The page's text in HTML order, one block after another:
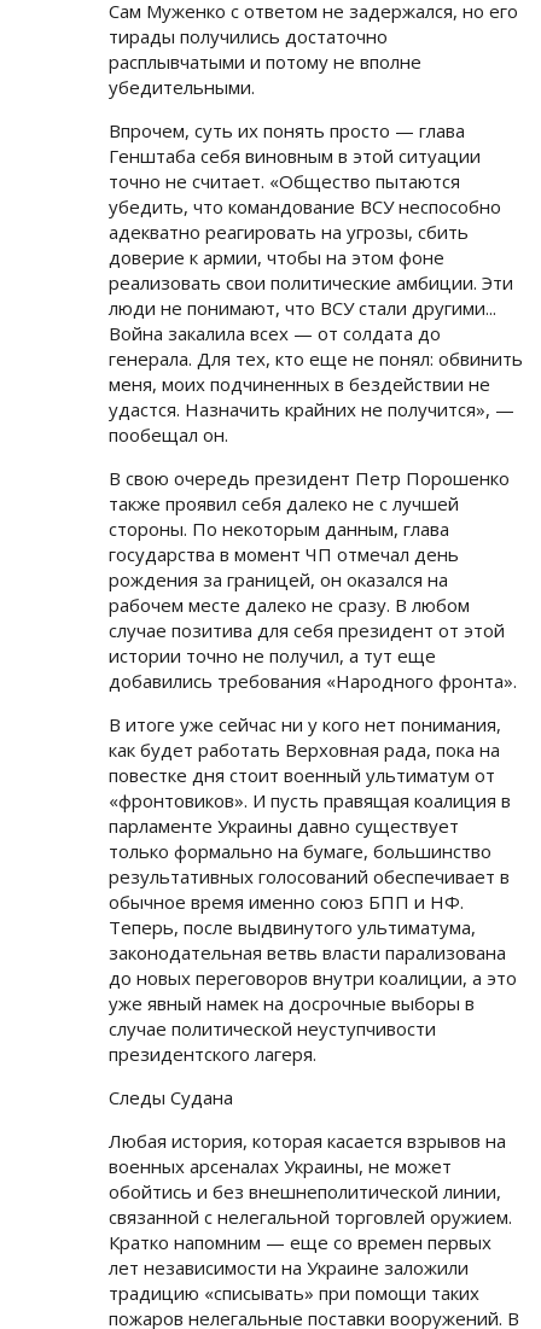
Сам Муженко с ответом не задержался, но его
тирады получились достаточно
расплывчатыми и потому не вполне
убедительными.
Впрочем, суть их понять просто — глава
Генштаба себя виновным в этой ситуации
точно не считает. «Общество пытаются
убедить, что командование ВСУ неспособно
адекватно реагировать на угрозы, сбить
доверие к армии, чтобы на этом фоне
реализовать свои политические амбиции. Эти
люди не понимают, что ВСУ стали другими...
Война закалила всех — от солдата до
генерала. Для тех, кто еще не понял: обвинить
меня, моих подчиненных в бездействии не
удастся. Назначить крайних не получится», —
пообещал он.
В свою очередь президент Петр Порошенко
также проявил себя далеко не с лучшей
стороны. По некоторым данным, глава
государства в момент ЧП отмечал день
рождения за границей, он оказался на
рабочем месте далеко не сразу. В любом
случае позитива для себя президент от этой
истории точно не получил, а тут еще
добавились требования «Народного фронта».
В итоге уже сейчас ни у кого нет понимания,
как будет работать Верховная рада, пока на
повестке дня стоит военный ультиматум от
«фронтовиков». И пусть правящая коалиция в
парламенте Украины давно существует
только формально на бумаге, большинство
результативных голосований обеспечивает в
обычное время именно союз БПП и НФ.
Теперь, после выдвинутого ультиматума,
законодательная ветвь власти парализована
до новых переговоров внутри коалиции, а это
уже явный намек на досрочные выборы в
случае политической неуступчивости
президентского лагеря.
Следы Судана
Любая история, которая касается взрывов на
военных арсеналах Украины, не может
обойтись и без внешнеполитической линии,
связанной с нелегальной торговлей оружием.
Кратко напомним — еще со времен первых
лет независимости на Украине заложили
традицию «списывать» при помощи таких
пожаров нелегальные поставки вооружений. В